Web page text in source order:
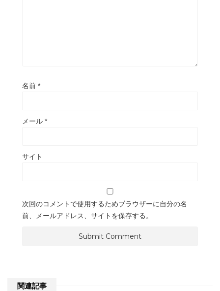
名前 *
メール *
サイト
次回のコメントで使用するためブラウザーに自分の名
前、メールアドレス、サイトを保存する。
関連記事